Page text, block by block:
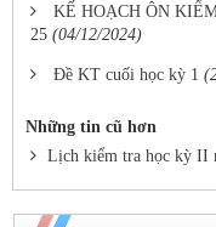
KẾ HOẠCH ÔN
25 (04/12/2024)
Đề KT cuối học kỳ 1
Những tin cũ hơn
Lịch kiểm tra học kỳ II